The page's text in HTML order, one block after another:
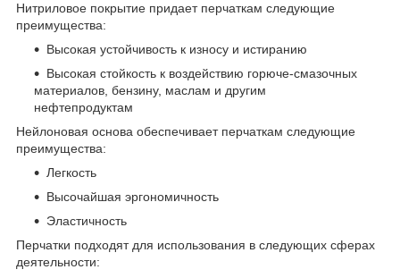
Нитриловое покрытие придает перчаткам следующие
преимущества:
Высокая устойчивость к износу и истиранию
Высокая стойкость к воздействию горюче-смазочных
материалов, бензину, маслам и другим
нефтепродуктам
Нейлоновая основа обеспечивает перчаткам следующие
преимущества:
Легкость
Высочайшая эргономичность
Эластичность
Перчатки подходят для использования в следующих сферах
деятельности: